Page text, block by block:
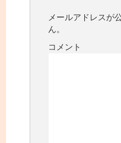
メールアドレスが
ん。
コメント